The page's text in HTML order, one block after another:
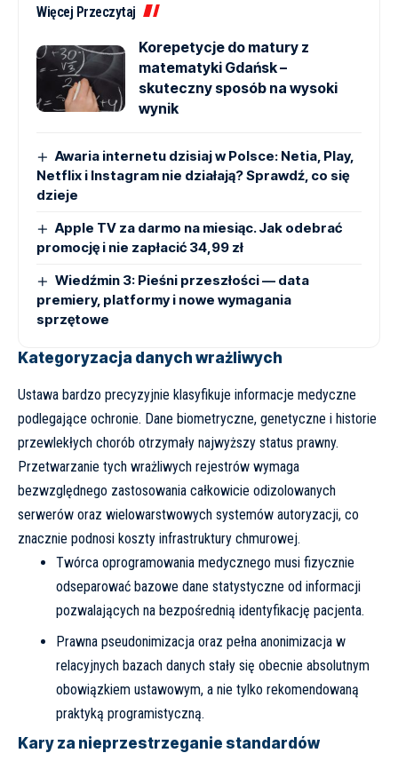
Więcej Przeczytaj
Korepetycje do matury z
matematyki Gdańsk –
skuteczny sposób na wysoki
wynik
Awaria internetu dzisiaj w Polsce: Netia, Play,
Netflix i Instagram nie działają? Sprawdź, co się
dzieje
Apple TV za darmo na miesiąc. Jak odebrać
promocję i nie zapłacić 34,99 zł
Wiedźmin 3: Pieśni przeszłości — data
premiery, platformy i nowe wymagania
sprzętowe
Kategoryzacja danych wrażliwych
Ustawa bardzo precyzyjnie klasyfikuje informacje medyczne
podlegające ochronie. Dane biometryczne, genetyczne i historie
przewlekłych chorób otrzymały najwyższy status prawny.
Przetwarzanie tych wrażliwych rejestrów wymaga
bezwzględnego zastosowania całkowicie odizolowanych
serwerów oraz wielowarstwowych systemów autoryzacji, co
znacznie podnosi koszty infrastruktury chmurowej.
Twórca oprogramowania medycznego musi fizycznie
odseparować bazowe dane statystyczne od informacji
pozwalających na bezpośrednią identyfikację pacjenta.
Prawna pseudonimizacja oraz pełna anonimizacja w
relacyjnych bazach danych stały się obecnie absolutnym
obowiązkiem ustawowym, a nie tylko rekomendowaną
praktyką programistyczną.
Kary za nieprzestrzeganie standardów